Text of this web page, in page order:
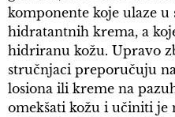
komponente koje ulaze u
hidratantnih krema, a
hidriranu kožu. Upravo
stručnjaci preporučuju
losiona ili kreme na
omekšati kožu i učiniti